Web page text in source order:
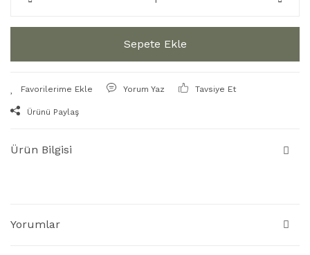
Sepete Ekle
Yorum Yaz Tavsiye Et
Ürünü Paylaş
Ürün Bilgisi
Yorumlar